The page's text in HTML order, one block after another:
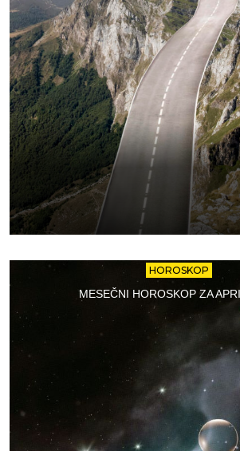
HOROSKOP
MESEČNI HOROSKOP ZA